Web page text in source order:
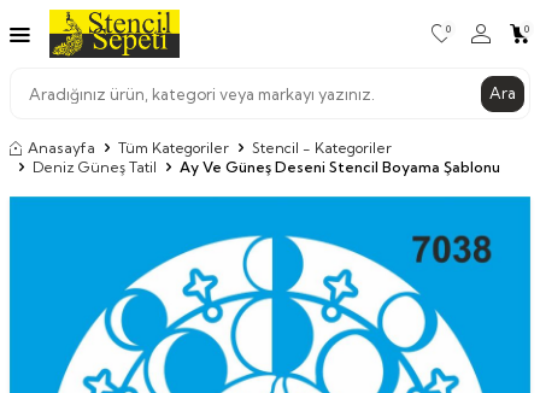
Ara
0 0
Anasayfa Tüm Kategoriler
Stencil - Kategoriler
Deniz Güneş Tatil
Ay Ve Güneş Deseni Stencil Boyama Şablonu